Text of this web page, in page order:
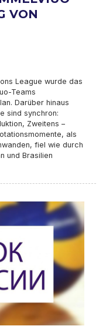
VON
League wurde das
Teams
Darüber hinaus
sind synchron:
Zweitens –
als
fiel wie durch
und Brasilien